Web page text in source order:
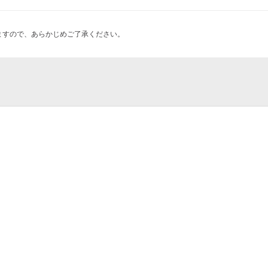
ので、あらかじめご了承ください。